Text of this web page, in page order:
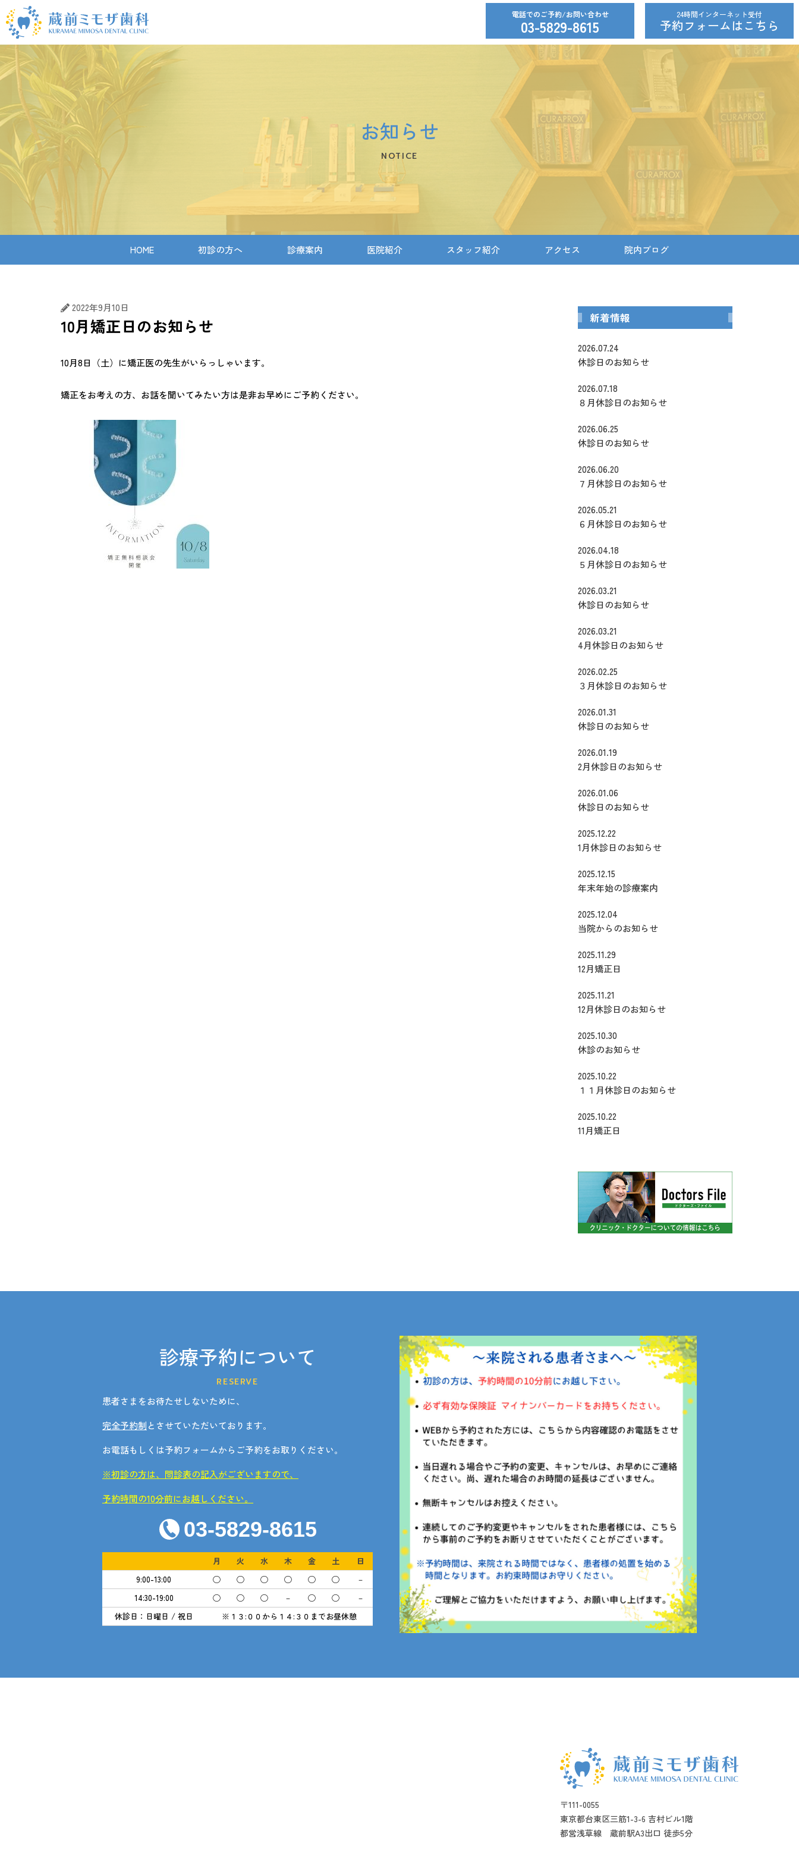
03-5829-8615
24時間インターネット受付
予約フォームはこちら
お知らせ
NOTICE
HOME 初診の方へ
診療案内
医院紹介 スタッフ紹介 アクセス 院内ブログ
2022年9月10日
10月矯正日のお知らせ
10月8日（土）に矯正医の先生がいらっしゃいます。
矯正をお考えの方、お話を聞いてみたい方は是非お早めにご予約ください。
新着情報
2026.07.24
休診日のお知らせ
2026.07.18
８月休診日のお知らせ
2026.06.25
休診日のお知らせ
2026.06.20
７月休診日のお知らせ
2026.05.21
６月休診日のお知らせ
2026.04.18
５月休診日のお知らせ
2026.03.21
休診日のお知らせ
2026.03.21
4月休診日のお知らせ
2026.02.25
３月休診日のお知らせ
2026.01.31
休診日のお知らせ
2026.01.19
2月休診日のお知らせ
2026.01.06
休診日のお知らせ
2025.12.22
1月休診日のお知らせ
2025.12.15
年末年始の診療案内
2025.12.04
当院からのお知らせ
2025.11.29
12月矯正日
2025.11.21
12月休診日のお知らせ
2025.10.30
休診のお知らせ
2025.10.22
１１月休診日のお知らせ
2025.10.22
11月矯正日
診療予約について
RESERVE
患者さまをお待たせしないために、
完全予約制とさせていただいております。
お電話もしくは予約フォームからご予約をお取りください。
※初診の方は、問診表の記入がございますので、
予約時間の10分前にお越しください。
03-5829-8615
月 火 水 木 金 土
日
9:00-13:00
◯ ◯ ◯ ◯ ◯ ◯
－
14:30-19:00
◯ ◯ ◯ － ◯ ◯
－
休診日：日曜日 / 祝日
※１３:００から１４:３０までお昼休憩
〒111-0055
東京都台東区三筋1-3-6 吉村ビル1階
都営浅草線 蔵前駅A3出口 徒歩5分